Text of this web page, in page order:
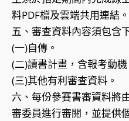
料PDF檔及雲端共用連結。
五、審查資料內容須包含
(一)自傳。
(二)讀書計畫，含報考動機
(三)其他有利審查資料。
六、每份參賽書審資料將
審委員進行審閱，並提供